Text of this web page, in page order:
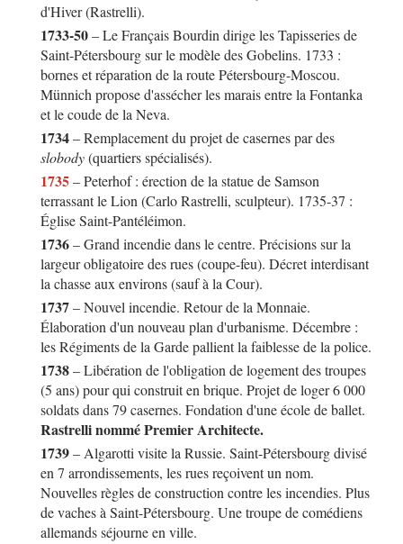
d'Hiver (Rastrelli).
1733-50– Le Français Bourdin dirige les Tapisseries de
Saint-Pétersbourg sur le modèle des Gobelins. 1733 :
bornes et réparation de la route Pétersbourg-Moscou.
Münnich propose d'assécher les marais entre la Fontanka
et le coude de la Neva.
1734– Remplacement du projet de casernes par des
slobody(quartiers spécialisés).
1735– Peterhof : érection de la statue de Samson
terrassant le Lion (Carlo Rastrelli, sculpteur). 1735-37 :
Église Saint-Pantéléimon.
1736– Grand incendie dans le centre. Précisions sur la
largeur obligatoire des rues (coupe-feu). Décret interdisant
la chasse aux environs (sauf à la Cour).
1737– Nouvel incendie. Retour de la Monnaie.
Élaboration d'un nouveau plan d'urbanisme. Décembre :
les Régiments de la Garde pallient la faiblesse de la police.
1738– Libération de l'obligation de logement des troupes
(5 ans) pour qui construit en brique. Projet de loger 6 000
soldats dans 79 casernes. Fondation d'une école de ballet.
Rastrelli nommé Premier Architecte.
1739– Algarotti visite la Russie. Saint-Pétersbourg divisé
en 7 arrondissements, les rues reçoivent un nom.
Nouvelles règles de construction contre les incendies. Plus
de vaches à Saint-Pétersbourg. Une troupe de comédiens
allemands séjourne en ville.